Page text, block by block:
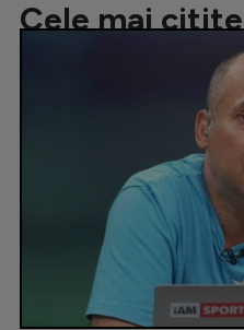
Cele mai citite